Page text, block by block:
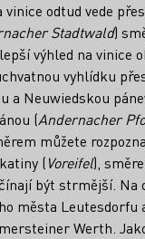
odtud vede
Stadtwald)
výhled na vinice
vyhlídku
a Neuwiedskou
(Andernacher
můžete
(Voreifel),
být strmější. Na
města Leutesdorfu
Werth.